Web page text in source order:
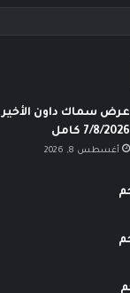
عرض سماك داون الأخير
7/8/2026 كامل
أغسطس 8, 2026